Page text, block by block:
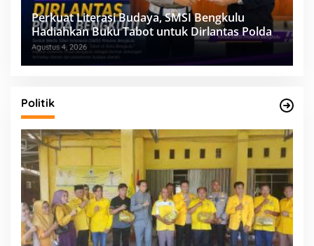
Perkuat Literasi Budaya, SMSI Bengkulu
Hadiahkan Buku Tabot untuk Dirlantas Polda
Agustus 4, 2026
Politik